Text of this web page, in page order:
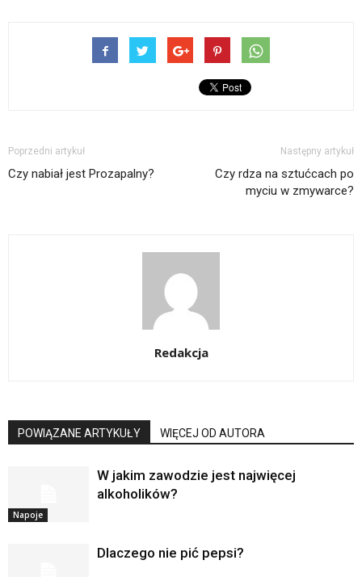
Poprzedni artykuł
Czy nabiał jest Prozapalny?
Następny artykuł
Czy rdza na sztućcach po
myciu w zmywarce?
Redakcja
POWIĄZANE ARTYKUŁY WIĘCEJ OD AUTORA
Napoje
W jakim zawodzie jest najwięcej
alkoholików?
Dlaczego nie pić pepsi?